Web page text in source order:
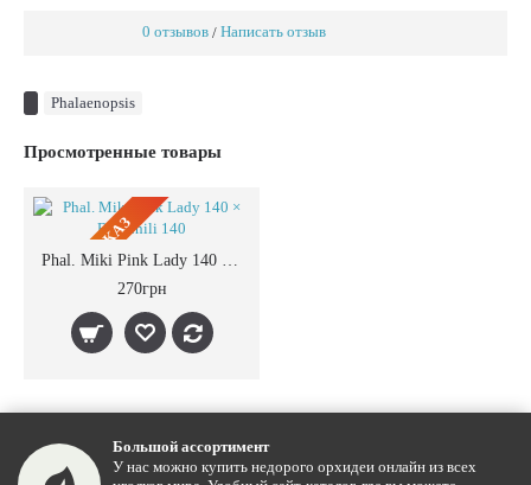
0 отзывов / Написать отзыв
Phalaenopsis
Просмотренные товары
ПРЕДЗАКАЗ
Phal. Miki Pink Lady 140 × Big Chili 140
270грн
Большой ассортимент
У нас можно купить недорого орхидеи онлайн из всех